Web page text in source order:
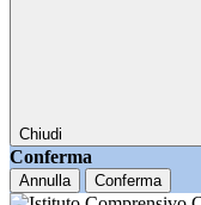
Chiudi
Conferma
Annulla Conferma